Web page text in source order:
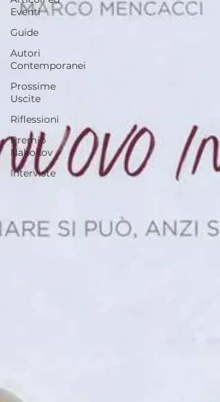
Eventi
Guide
Autori
Contemporanei
Prossime
Uscite
Riflessioni
Premio
Nabokov
Interviste